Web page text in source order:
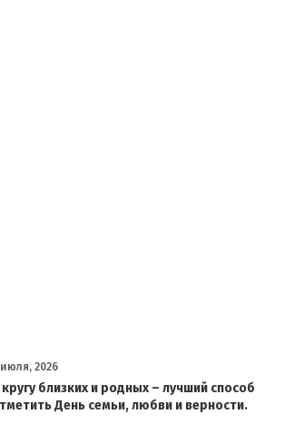
2026
кругу близких и родных – лучший способ
День семьи, любви и верности.